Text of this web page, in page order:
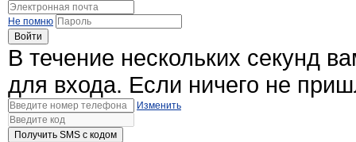
Не помню
Войти
В течение нескольких секунд
для входа. Если ничего не
Изменить
Получить SMS c кодом